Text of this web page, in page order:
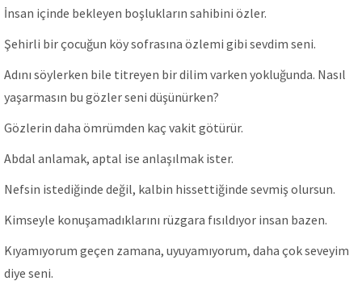
İnsan içinde bekleyen boşlukların sahibini özler.
Şehirli bir çocuğun köy sofrasına özlemi gibi sevdim seni.
Adını söylerken bile titreyen bir dilim varken yokluğunda. Nasıl
yaşarmasın bu gözler seni düşünürken?
Gözlerin daha ömrümden kaç vakit götürür.
Abdal anlamak, aptal ise anlaşılmak ister.
Nefsin istediğinde değil, kalbin hissettiğinde sevmiş olursun.
Kimseyle konuşamadıklarını rüzgara fısıldıyor insan bazen.
Kıyamıyorum geçen zamana, uyuyamıyorum, daha çok seveyim
diye seni.